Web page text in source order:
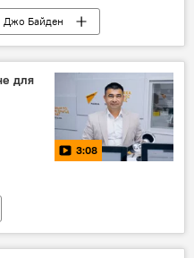
Джо Байден
для
3:08
память